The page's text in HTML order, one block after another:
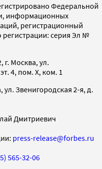
Федеральной
информационных
регистрационный
серия Эл №
г. Москва, ул.
4, пом. X, ком. 1
ул. Звенигородская 2-я, д.
Дмитриевич
press-release@forbes.ru
565-32-06